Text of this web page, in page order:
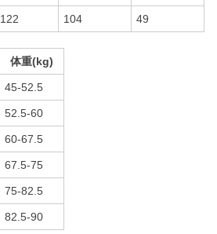
122 104 49
体重(kg)
45-52.5
52.5-60
60-67.5
67.5-75
75-82.5
82.5-90